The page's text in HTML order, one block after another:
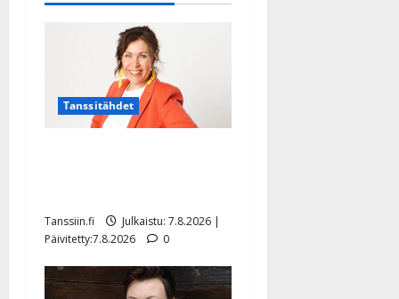
Tanssitähdet
Tanssiin.fi
Julkaistu: 7.8.2026 |
Päivitetty:7.8.2026
0